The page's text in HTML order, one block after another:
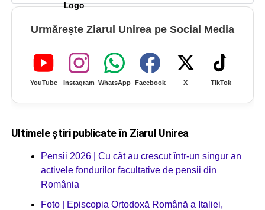
Urmărește Ziarul Unirea pe Social Media
YouTube Instagram WhatsApp Facebook X TikTok
Ultimele știri publicate în Ziarul Unirea
Pensii 2026 | Cu cât au crescut într-un singur an
activele fondurilor facultative de pensii din
România
Foto | Episcopia Ortodoxă Română a Italiei,